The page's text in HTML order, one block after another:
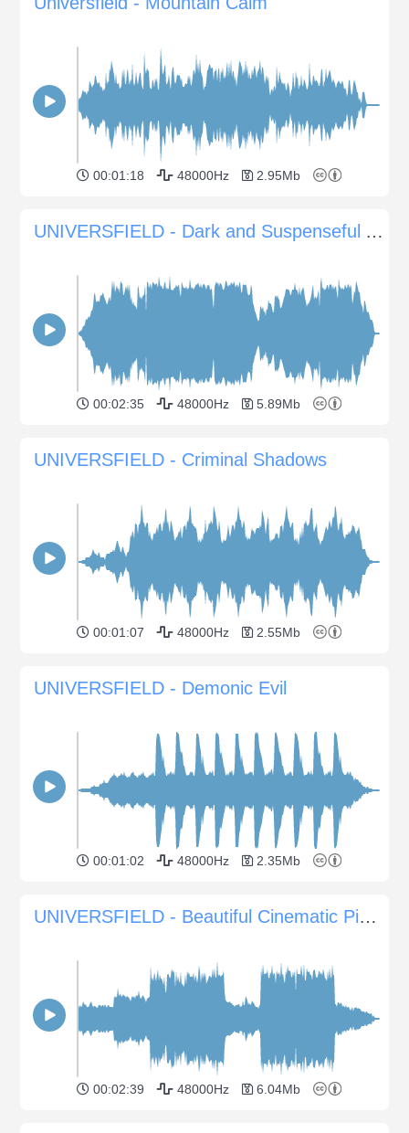
00:01:18 48000Hz 2.95Mb
UNIVERSFIELD - Dark and Suspenseful Atmosphere
00:02:35 48000Hz 5.89Mb
UNIVERSFIELD - Criminal Shadows
00:01:07 48000Hz 2.55Mb
UNIVERSFIELD - Demonic Evil
00:01:02 48000Hz 2.35Mb
UNIVERSFIELD - Beautiful Cinematic Piano for Inspirational Scenes
00:02:39 48000Hz 6.04Mb